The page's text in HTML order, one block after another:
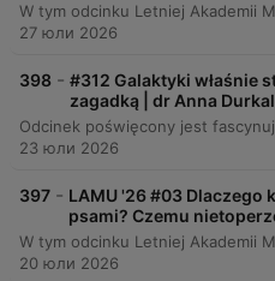
27 юли 2026
398 - #312 Galaktyki właśnie
zagadką | dr Anna
23 юли 2026
397 - LAMU '26 #03 Dlaczego
psami? Czemu
20 юли 2026